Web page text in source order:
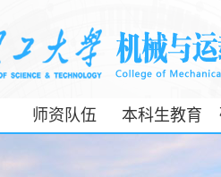
师资队伍 本科生教育